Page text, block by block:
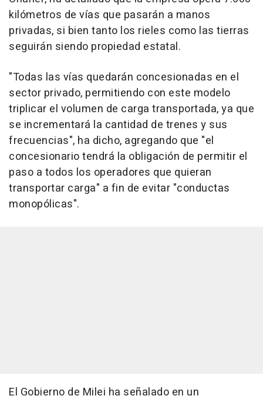
kilómetros de vías que pasarán a manos
privadas, si bien tanto los rieles como las tierras
seguirán siendo propiedad estatal.
"Todas las vías quedarán concesionadas en el
sector privado, permitiendo con este modelo
triplicar el volumen de carga transportada, ya que
se incrementará la cantidad de trenes y sus
frecuencias", ha dicho, agregando que "el
concesionario tendrá la obligación de permitir el
paso a todos los operadores que quieran
transportar carga" a fin de evitar "conductas
monopólicas".
El Gobierno de Milei ha señalado en un